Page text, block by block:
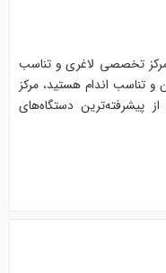
تخصصی لاغری و تناسب
و تناسب اندام هستید، مرکز
پیشرفته‌ترین دستگاه‌های